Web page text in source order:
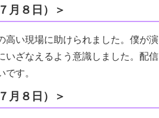
月８日）＞
い現場に助けられました。僕が
いざなえるよう意識しました。配
す。
月８日）＞